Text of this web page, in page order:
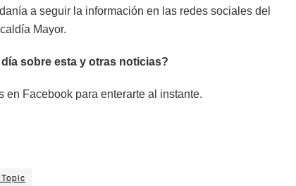
a seguir la información en las redes sociales del
Mayor.
sobre esta y otras noticias?
en Facebook para enterarte al instante.